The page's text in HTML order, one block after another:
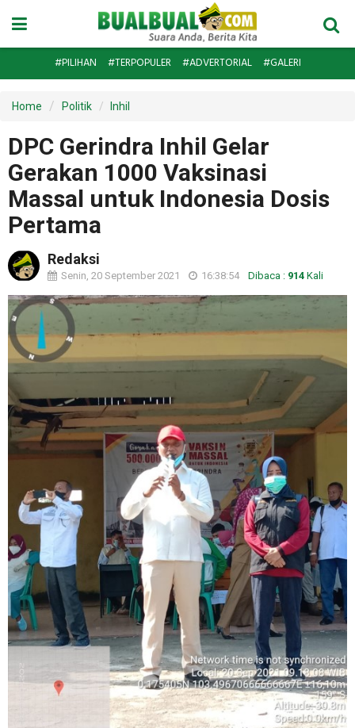
#PILIHAN #TERPOPULER #ADVERTORIAL #GALERI
Home Politik Inhil
DPC Gerindra Inhil Gelar
Gerakan 1000 Vaksinasi
Massal untuk Indonesia Dosis
Pertama
Redaksi
Senin, 20 September 2021 16:38:54 Dibaca : 914 Kali